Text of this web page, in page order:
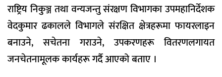
राष्ट्रिय निकुञ्ज तथा वन्यजन्तु संरक्षण विभागका उपमहानिर्देशक
वेदकुमार ढकालले विभागले संरक्षित क्षेत्रहरूमा फायरलाइन
बनाउने, सचेतना गराउने, उपकरणहरू वितरणलगायत
जनचेतनामूलक कार्यहरू गर्दै आएको बताए ।